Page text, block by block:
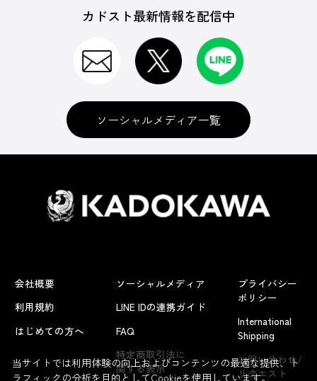
よくあるお問い合わせ
カドスト最新情報を配信中
ソーシャルメディア一覧
会社概要
利用規約
はじめての方へ
ソーシャルメディア
LINE IDの連携ガイド
FAQ
特定商取引法に
関する表示
プライバシー
ポリシー
International
Shipping
お問い合わせ/
リクエスト
当サイトでは利用体験の向上およびコンテンツの最適な提供、ト
ラフィックの分析を目的としてCookieを使用しています。